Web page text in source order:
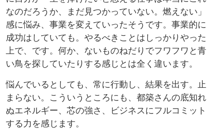
なのだろうか、まだ見つかっていない。燃えない」
感に悩み、事業を変えていったそうです。事業的に
成功はしていても。やるべきことはしっかりやった
上で、です。何か、ないものねだりでフワフワと青
い鳥を探していたりする感じとは全く違います。
悩んでいるとしても、常に行動し、結果を出す。止
まらない。こういうところにも、都築さんの底知れ
ぬエネルギー、芯の強さ、ビジネスにフルコミット
する力を感じます。